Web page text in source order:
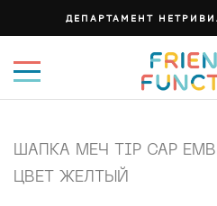
ДЕПАРТАМЕНТ
ШАПКА МЕЧ TIP CAP
ЦВЕТ ЖЕЛТЫЙ